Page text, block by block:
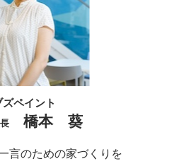
ズペイント
橋本 葵
言のための家づくりを